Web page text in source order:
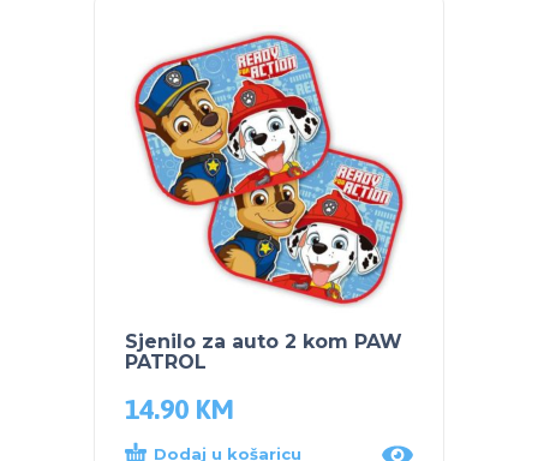
Sjenilo za auto 2 kom PAW
PATROL
14.90 KM
Dodaj u košaricu